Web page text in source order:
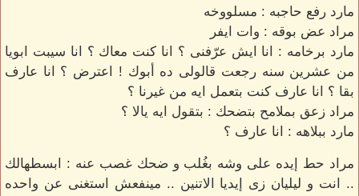
مارد رفع حاجبه : مسلووخه
مراد عض بوقه : وات ايفر
مارد برخامه : انا ايش عرّفنى ؟ انا كنت معاك ؟ انا سيبت ابويا
من عشرين سنه رجعت قالولى ده أبوك ! اعترض ؟ انا عارف
بقا ؟ انا عارف كنت بتعمل ايه من غيرنا ؟
مراد زعق بملامح بتضحك : بتقول ايه يالا ؟
مارد ببلاهه : انا عارف ؟
مراد حط إيده على وشه بغُلب و ضحك غصب عنه : ابسطهالك
.. انت و ليليان زى إيديا الاتنين .. مينفعش استغنى عن واحده